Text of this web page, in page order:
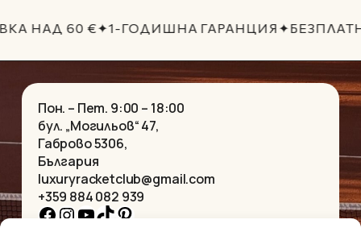
НАД 60 €✦1-ГОДИШНА ГАРАНЦИЯ✦
Пон. – Пет. 9:00 – 18:00
бул. „Могильов“ 47,
Габрово 5306,
България
luxuryracketclub@gmail.com
+359 884 082 939
Facebook
Instagram
YouTube
TikTok
Pinterest